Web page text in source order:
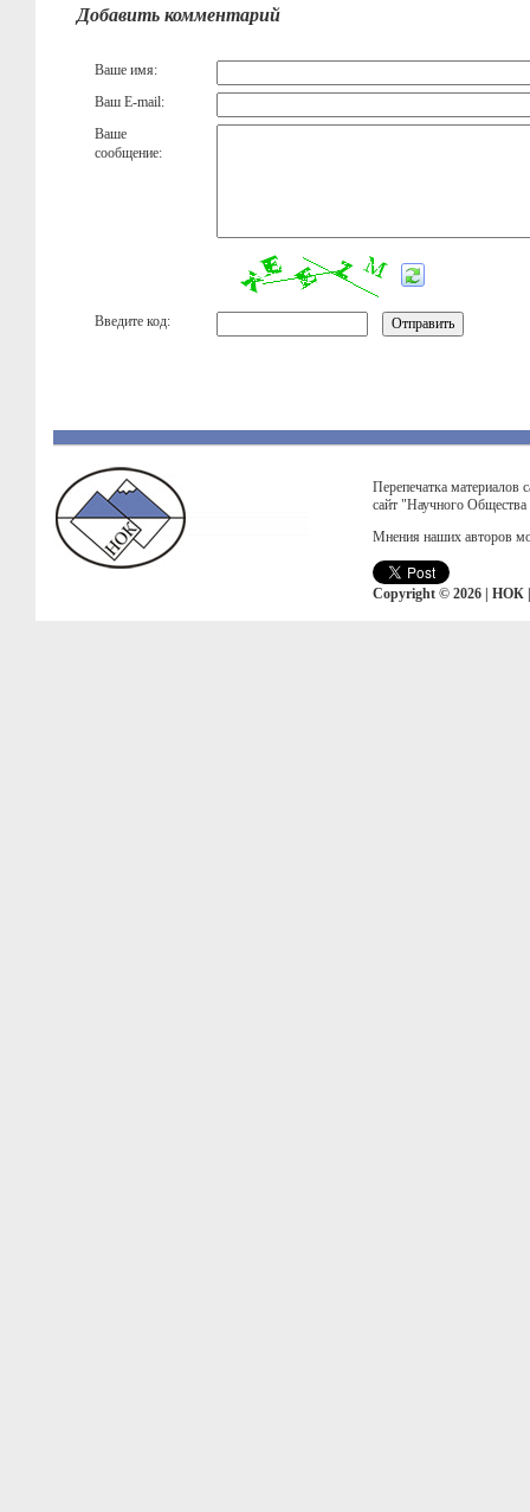
Добавить комментарий
Ваше имя:
Ваш E-mail:
Ваше
сообщение:
Введите код:
Перепечатка материалов
сайт "Научного
Мнения наших авторов
Copyright © 2026 | НОК